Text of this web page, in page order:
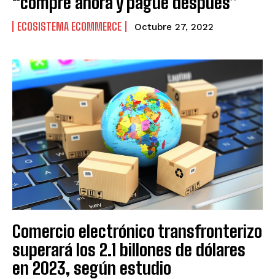
ECOSISTEMA ECOMMERCE Octubre 27, 2022
Comercio electrónico transfronterizo
superará los 2.1 billones de dólares
en 2023, según estudio